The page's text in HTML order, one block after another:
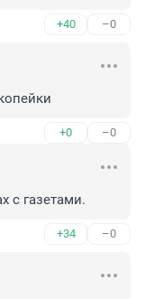
+40 –0
+0 –0
с газетами.
+34 –0